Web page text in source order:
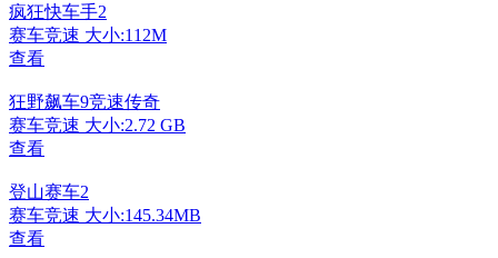
疯狂快车手2
赛车竞速 大小:112M
查看
狂野飙车9竞速传奇
赛车竞速 大小:2.72 GB
查看
登山赛车2
赛车竞速 大小:145.34MB
查看